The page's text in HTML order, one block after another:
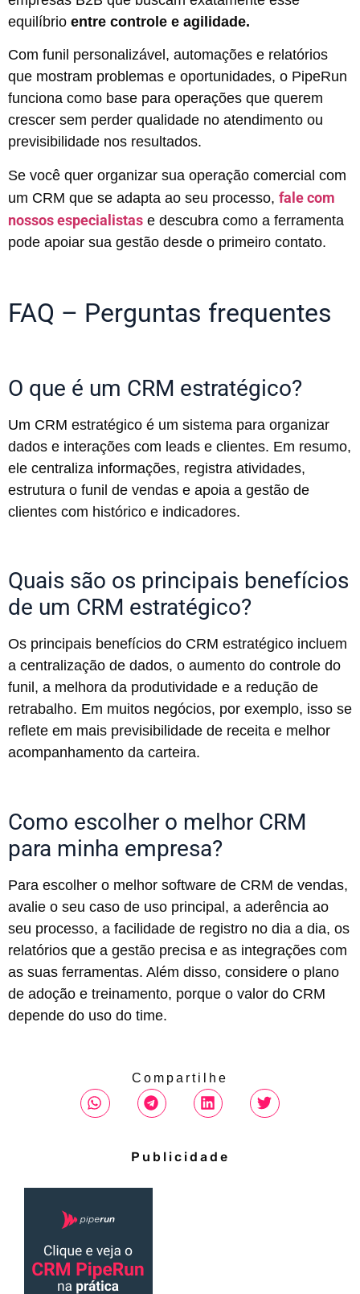
equilíbrio entre controle e agilidade.
Com funil personalizável, automações e relatórios
que mostram problemas e oportunidades, o PipeRun
funciona como base para operações que querem
crescer sem perder qualidade no atendimento ou
previsibilidade nos resultados.
Se você quer organizar sua operação comercial com
um CRM que se adapta ao seu processo, fale com
nossos especialistas e descubra como a ferramenta
pode apoiar sua gestão desde o primeiro contato.
FAQ – Perguntas frequentes
O que é um CRM estratégico?
Um CRM estratégico é um sistema para organizar
dados e interações com leads e clientes. Em resumo,
ele centraliza informações, registra atividades,
estrutura o funil de vendas e apoia a gestão de
clientes com histórico e indicadores.
Quais são os principais benefícios
de um CRM estratégico?
Os principais benefícios do CRM estratégico incluem
a centralização de dados, o aumento do controle do
funil, a melhora da produtividade e a redução de
retrabalho. Em muitos negócios, por exemplo, isso se
reflete em mais previsibilidade de receita e melhor
acompanhamento da carteira.
Como escolher o melhor CRM
para minha empresa?
Para escolher o melhor software de CRM de vendas,
avalie o seu caso de uso principal, a aderência ao
seu processo, a facilidade de registro no dia a dia, os
relatórios que a gestão precisa e as integrações com
as suas ferramentas. Além disso, considere o plano
de adoção e treinamento, porque o valor do CRM
depende do uso do time.
Compartilhe
Publicidade